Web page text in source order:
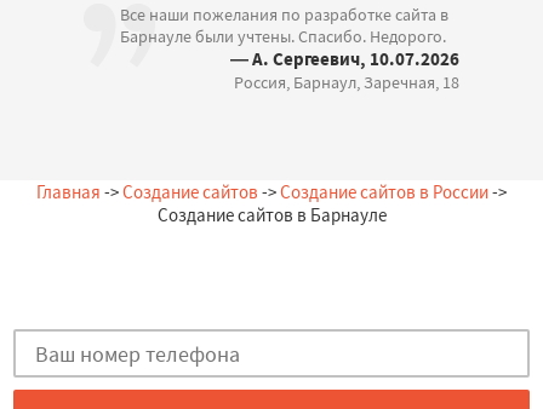
Все наши пожелания по разработке сайта в
Барнауле были учтены. Спасибо. Недорого.
— А. Сергеевич, 10.07.2026
Россия, Барнаул, Заречная, 18
Главная ->Создание сайтов ->Создание сайтов в России->
Создание сайтов в Барнауле